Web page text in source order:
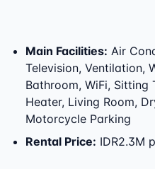
Main Facilities: Air
Television, Ventilation,
Bathroom, WiFi, Sitting
Heater, Living Room,
Motorcycle Parking
Rental Price: IDR2.3M